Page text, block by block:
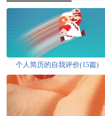
个人简历的自我评价(15篇)